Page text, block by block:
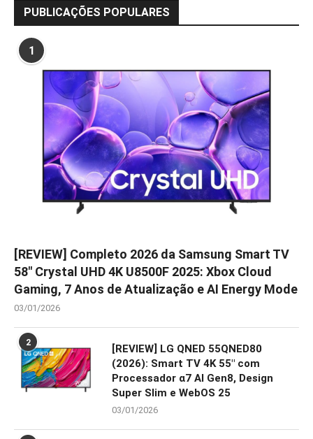
PUBLICAÇÕES POPULARES
1
[REVIEW] Completo 2026 da Samsung Smart TV
58″ Crystal UHD 4K U8500F 2025: Xbox Cloud
Gaming, 7 Anos de Atualização e AI Energy Mode
03/01/2026
2
[REVIEW] LG QNED 55QNED80
(2026): Smart TV 4K 55″ com
Processador α7 AI Gen8, Design
Super Slim e WebOS 25
03/01/2026